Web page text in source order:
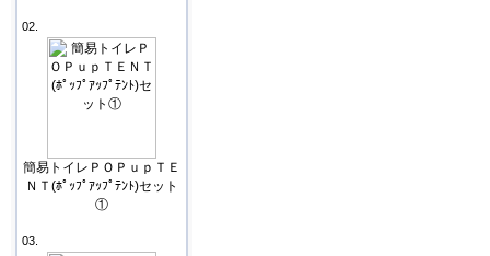
02.
簡易トイレＰＯＰｕｐＴＥ
ＮＴ(ﾎﾟｯﾌﾟｱｯﾌﾟﾃﾝﾄ)セット
①
03.